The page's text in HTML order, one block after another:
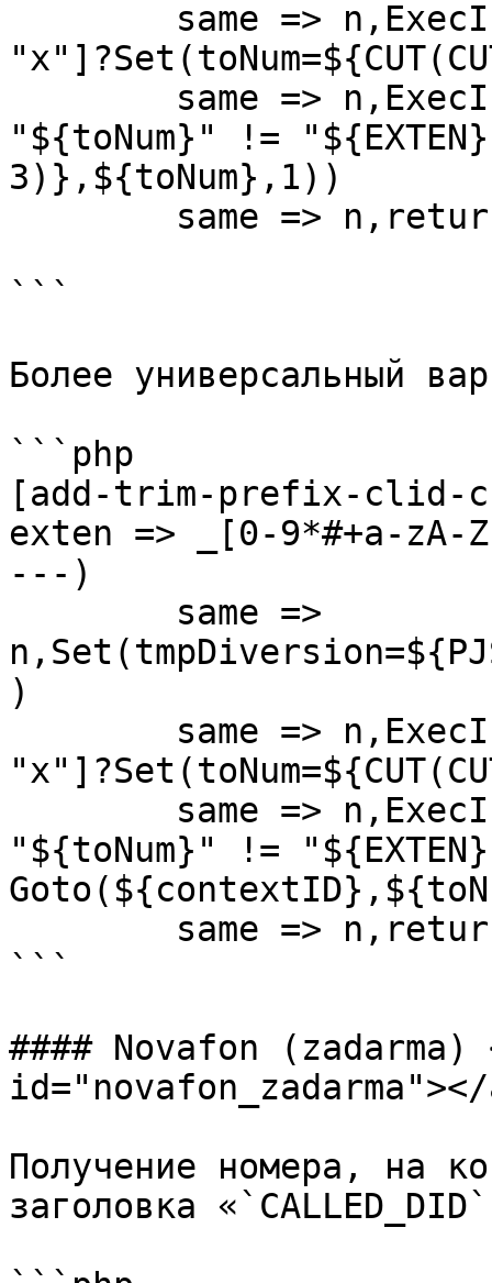
"${toNum}" !=
3)},${toNum},1))
```
Более универсальный
```php
[add-trim-prefix-clid-
exten => _[0-9*#+a-
---)
)
"${toNum}" !=
```
#### Novafon (zadarma)
id="novafon_zadarma"></
Получение номера, на
заголовка